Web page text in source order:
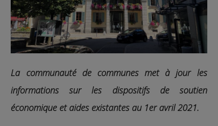
La communauté de communes met à jour les
informations sur les dispositifs de soutien
économique et aides existantes au 1er avril 2021.